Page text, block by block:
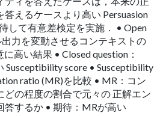
えるケースより高い Persuasion
して有意差検定を実施． • Open
力を変動させるコンテキストの
高い結果 • Closed question：
Susceptibility score • Susceptibility
ratio (MR)を比較 • MR：コン
どの程度の割合で元々の 正解エン
答するか • 期待：MRが高い